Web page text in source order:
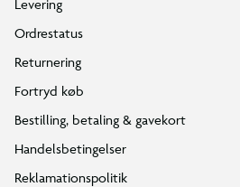
Levering
Ordrestatus
Returnering
Fortryd køb
Bestilling, betaling & gavekort
Handelsbetingelser
Reklamationspolitik